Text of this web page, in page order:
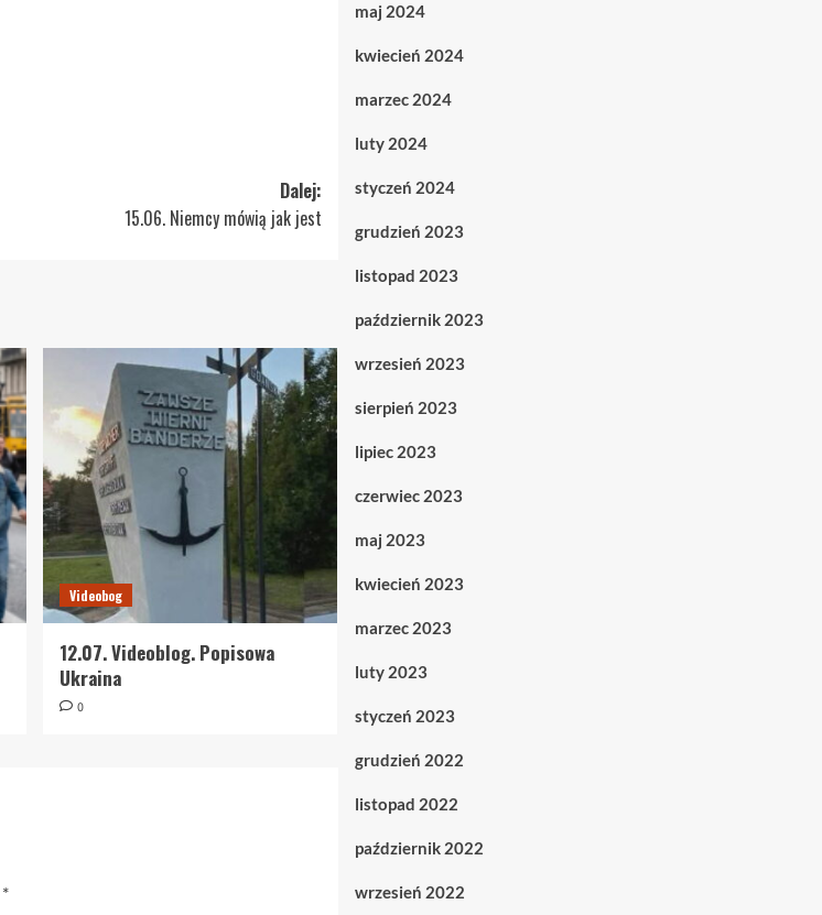
Dalej:
15.06. Niemcy mówią jak jest
Videobog
12.07. Videoblog. Popisowa
Ukraina
0
*
maj 2024
kwiecień 2024
marzec 2024
luty 2024
styczeń 2024
grudzień 2023
listopad 2023
październik 2023
wrzesień 2023
sierpień 2023
lipiec 2023
czerwiec 2023
maj 2023
kwiecień 2023
marzec 2023
luty 2023
styczeń 2023
grudzień 2022
listopad 2022
październik 2022
wrzesień 2022